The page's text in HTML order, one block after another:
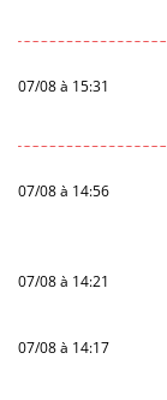
07/08 à 15:31
07/08 à 14:56
07/08 à 14:21
07/08 à 14:17